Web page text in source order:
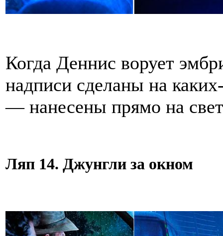
Когда Деннис ворует
надписи сделаны на
— нанесены прямо на
Ляп 14. Джунгли за окном